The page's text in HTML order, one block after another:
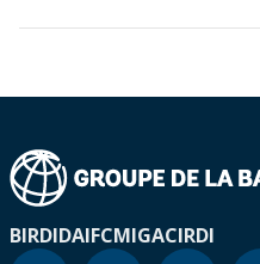
BIRDIDAIFCMIGACIRDI